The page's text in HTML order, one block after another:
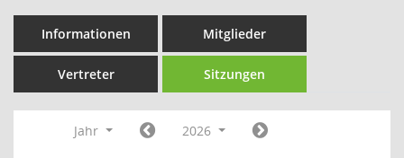
Informationen Mitglieder
Vertreter Sitzungen
Jahr
2026